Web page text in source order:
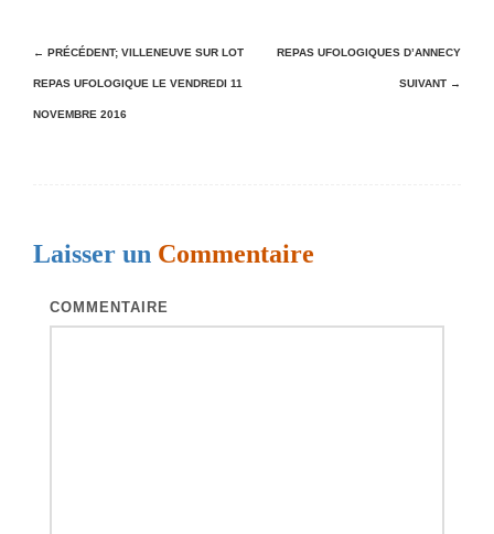
N
a
v
t
← PRÉCÉDENT; VILLENEUVE SUR LOT
REPAS UFOLOGIQUE LE VENDREDI 11
NOVEMBRE 2016
REPAS UFOLOGIQUES D’ANNECY
SUIVANT →
Laisser un Commentaire
COMMENTAIRE